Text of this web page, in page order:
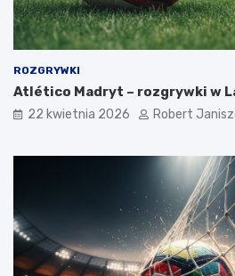
ROZGRYWKI
Atlético Madryt – rozgrywki w
22 kwietnia 2026 Robert